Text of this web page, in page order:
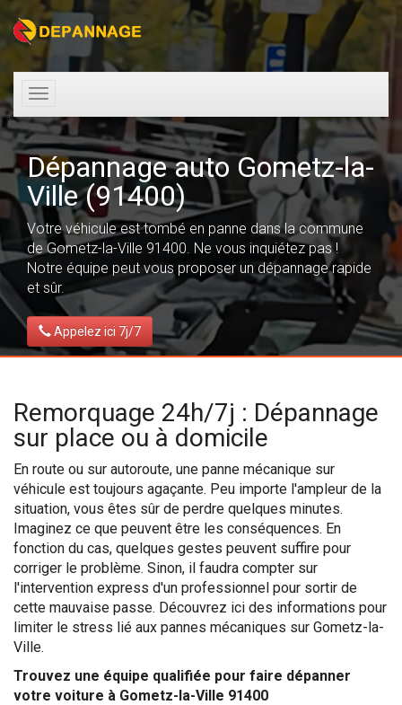
Toggle
navigation
Dépannage auto Gometz-la-
Ville (91400)
Votre véhicule est tombé en panne dans la commune
de Gometz-la-Ville 91400. Ne vous inquiétez pas !
Notre équipe peut vous proposer un dépannage rapide
et sûr.
Appelez ici 7j/7
Remorquage 24h/7j : Dépannage
sur place ou à domicile
En route ou sur autoroute, une panne mécanique sur
véhicule est toujours agaçante. Peu importe l'ampleur de la
situation, vous êtes sûr de perdre quelques minutes.
Imaginez ce que peuvent être les conséquences. En
fonction du cas, quelques gestes peuvent suffire pour
corriger le problème. Sinon, il faudra compter sur
l'intervention express d'un professionnel pour sortir de
cette mauvaise passe. Découvrez ici des informations pour
limiter le stress lié aux pannes mécaniques sur Gometz-la-
Ville.
Trouvez une équipe qualifiée pour faire dépanner
votre voiture à Gometz-la-Ville 91400